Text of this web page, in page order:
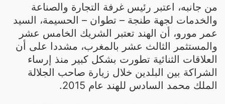
من جانبه، اعتبر رئيس غرفة التجارة والصناعة
والخدمات لجهة طنجة – تطوان – الحسيمة، السيد
عمر مورو، أن الهند تعتبر الشريك الخامس عشر
والمستثمر الثالث عشر بالمغرب، مشددا على أن
العلاقات الثنائية تطورت بشكل كبير منذ إرساء
الشراكة بين البلدين خلال زيارة صاحب الجلالة
الملك محمد السادس للهند عام 2015.